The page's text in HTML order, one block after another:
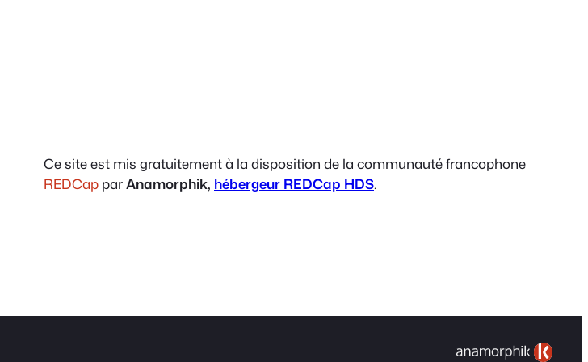
Ce site est mis gratuitement à la disposition de la communauté francophone
REDCap parAnamorphik, hébergeur REDCap HDS.